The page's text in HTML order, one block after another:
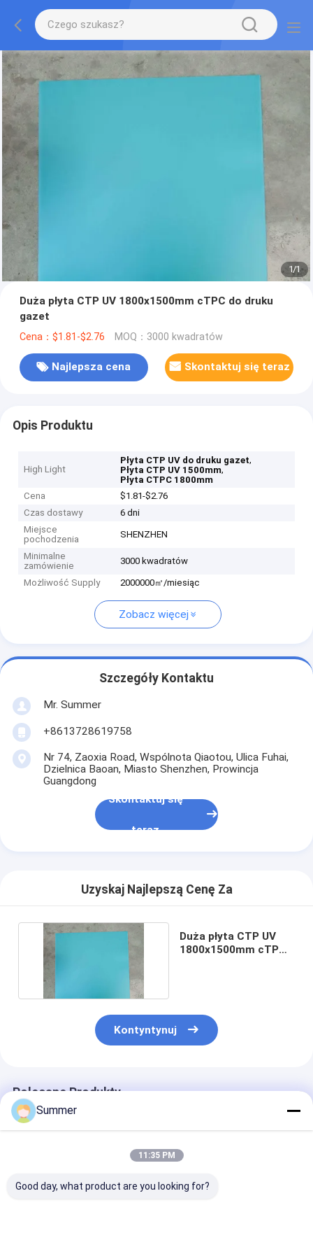
1/1
Duża płyta CTP UV 1800x1500mm cTPC do druku
gazet
Cena：$1.81-$2.76 MOQ：3000 kwadratów
Najlepsza cena Skontaktuj się teraz
Opis Produktu
High Light
Płyta CTP UV do druku gazet,
Płyta CTP UV 1500mm,
Płyta CTPC 1800mm
Cena
$1.81-$2.76
Czas dostawy
6 dni
Miejsce
pochodzenia
SHENZHEN
Minimalne
zamówienie
3000 kwadratów
Możliwość Supply 2000000㎡/miesiąc
Zobacz więcej
Szczegóły Kontaktu
Mr. Summer
+8613728619758
Nr 74, Zaoxia Road, Wspólnota Qiaotou, Ulica Fuhai,
Dzielnica Baoan, Miasto Shenzhen, Prowincja
Guangdong
Skontaktuj się
teraz
Uzyskaj Najlepszą Cenę Za
Duża płyta CTP UV
1800x1500mm cTPC
Kontyntynuj
Polecane Produkty
Summer
11:35 PM
Good day, what product are you looking for?